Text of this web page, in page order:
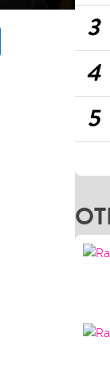
3
4
5